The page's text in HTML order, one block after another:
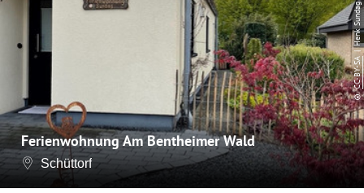
Ferienwohnung Am Bentheimer Wald
Schüttorf
©
CC-BY-SA
| Henk Sundag